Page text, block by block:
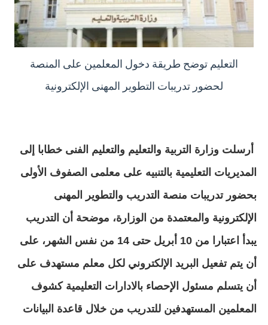
التعليم توضح طريقة دخول المعلمين على المنصة
لحضور تدريبات التطوير المهنى الإلكترونية
أرسلت وزارة التربية والتعليم والتعليم الفنى خطابا إلى
المديريات التعليمية بالتنبيه على معلمى الصفوف الأولى
بحضور تدريبات منصة التدريب والتطوير المهنى
الإلكترونية والمعتمدة من الوزارة، موضحة أن التدريب
يبدأ اعتبارا من 10 أبريل حتى 14 من نفس الشهر، على
أن يتم تفعيل البريد الإلكتروني لكل معلم مستهدف على
أن يتسلم مسئول الإحصاء بالادارات التعليمية كشوف
المعلمين المستهدفين للتدريب من خلال قاعدة البيانات